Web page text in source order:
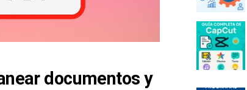
documentos y